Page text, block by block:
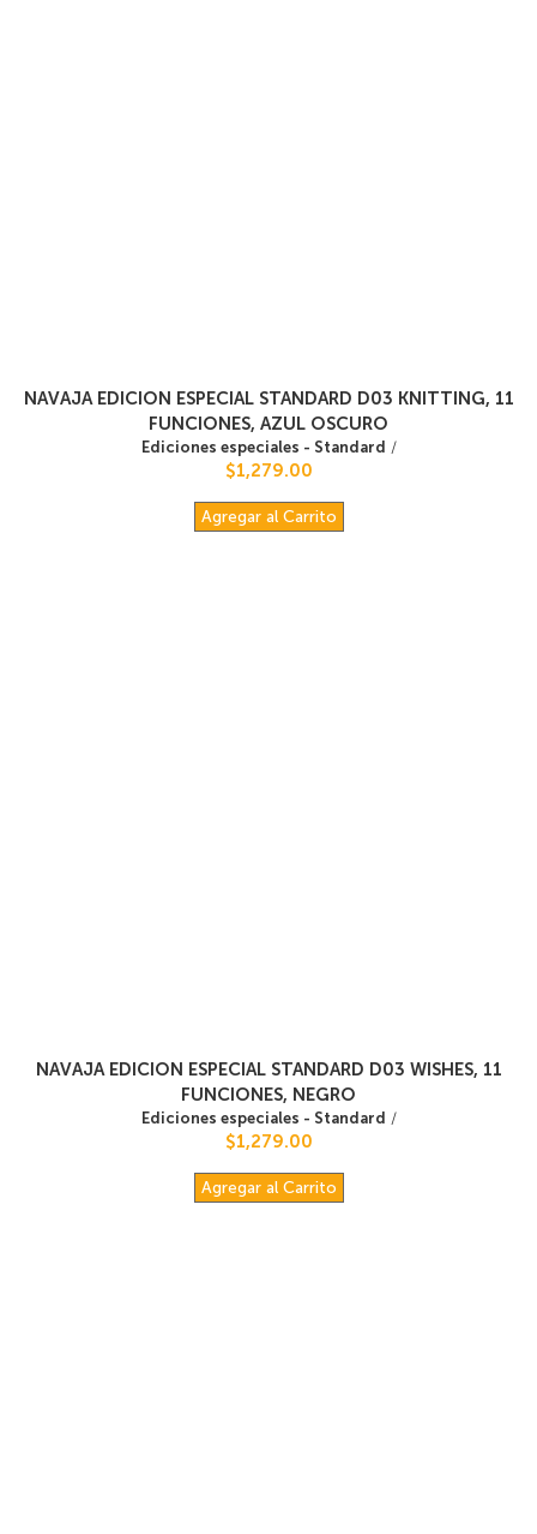
NAVAJA EDICION ESPECIAL STANDARD D03 KNITTING, 11
FUNCIONES, AZUL OSCURO
Ediciones especiales - Standard /
$1,279.00
Agregar al Carrito
NAVAJA EDICION ESPECIAL STANDARD D03 WISHES, 11
FUNCIONES, NEGRO
Ediciones especiales - Standard /
$1,279.00
Agregar al Carrito